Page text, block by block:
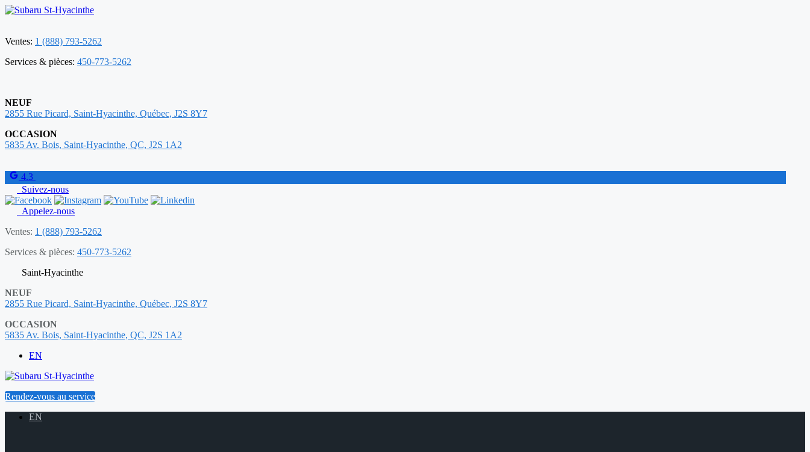
Ventes: 1 (888) 793-5262
Services & pièces: 450-773-5262
NEUF
2855 Rue Picard, Saint-Hyacinthe, Québec, J2S 8Y7
OCCASION
5835 Av. Bois, Saint-Hyacinthe, QC, J2S 1A2
4.3
Suivez-nous
Appelez-nous
Ventes: 1 (888) 793-5262
Services & pièces: 450-773-5262
Saint-Hyacinthe
NEUF
2855 Rue Picard, Saint-Hyacinthe, Québec, J2S 8Y7
OCCASION
5835 Av. Bois, Saint-Hyacinthe, QC, J2S 1A2
EN
Rendez-vous au service
EN